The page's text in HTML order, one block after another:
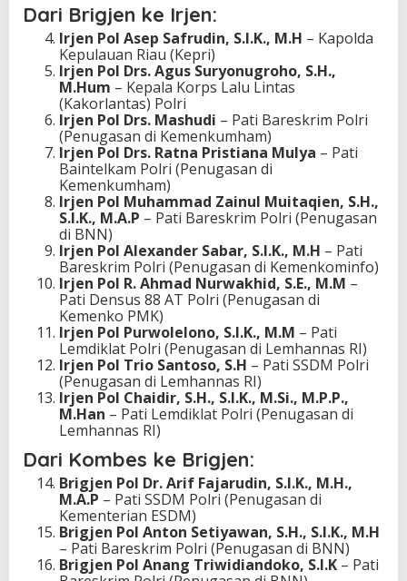
Dari Brigjen ke Irjen:
Irjen Pol Asep Safrudin, S.I.K., M.H – Kapolda
Kepulauan Riau (Kepri)
Irjen Pol Drs. Agus Suryonugroho, S.H.,
M.Hum – Kepala Korps Lalu Lintas
(Kakorlantas) Polri
Irjen Pol Drs. Mashudi – Pati Bareskrim Polri
(Penugasan di Kemenkumham)
Irjen Pol Drs. Ratna Pristiana Mulya – Pati
Baintelkam Polri (Penugasan di
Kemenkumham)
Irjen Pol Muhammad Zainul Muitaqien, S.H.,
S.I.K., M.A.P – Pati Bareskrim Polri (Penugasan
di BNN)
Irjen Pol Alexander Sabar, S.I.K., M.H – Pati
Bareskrim Polri (Penugasan di Kemenkominfo)
Irjen Pol R. Ahmad Nurwakhid, S.E., M.M –
Pati Densus 88 AT Polri (Penugasan di
Kemenko PMK)
Irjen Pol Purwolelono, S.I.K., M.M – Pati
Lemdiklat Polri (Penugasan di Lemhannas RI)
Irjen Pol Trio Santoso, S.H – Pati SSDM Polri
(Penugasan di Lemhannas RI)
Irjen Pol Chaidir, S.H., S.I.K., M.Si., M.P.P.,
M.Han – Pati Lemdiklat Polri (Penugasan di
Lemhannas RI)
Dari Kombes ke Brigjen:
Brigjen Pol Dr. Arif Fajarudin, S.I.K., M.H.,
M.A.P – Pati SSDM Polri (Penugasan di
Kementerian ESDM)
Brigjen Pol Anton Setiyawan, S.H., S.I.K., M.H
– Pati Bareskrim Polri (Penugasan di BNN)
Brigjen Pol Anang Triwidiandoko, S.I.K – Pati